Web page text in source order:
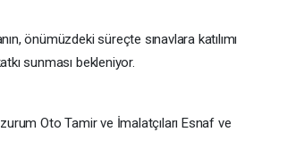
önümüzdeki süreçte sınavlara katılımı
sunması bekleniyor.
Oto Tamir ve İmalatçıları Esnaf ve